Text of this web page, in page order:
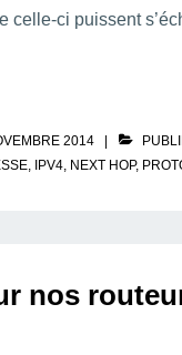
celle-ci puissent
2014
, IPV4, NEXT HOP,
nos